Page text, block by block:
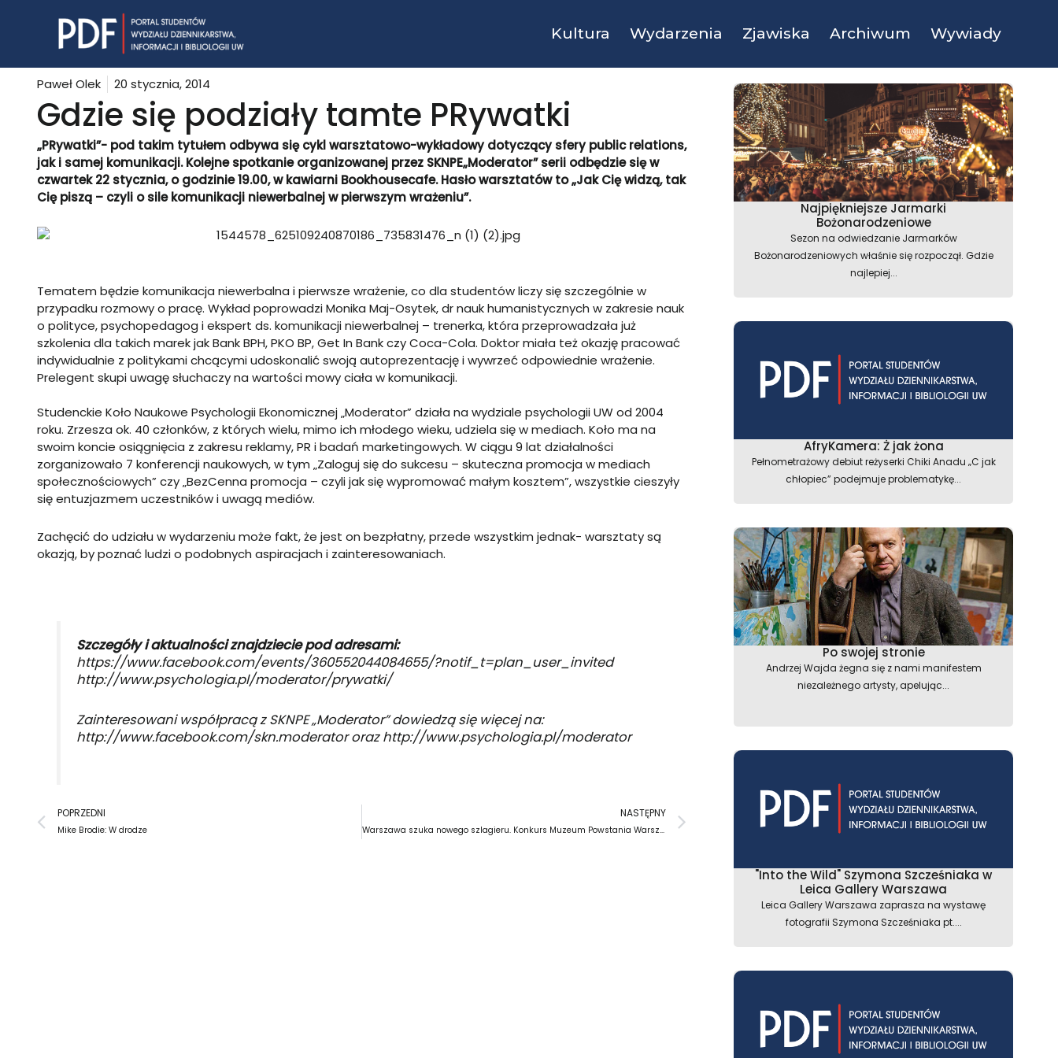
Kultura Wydarzenia Zjawiska Archiwum Wywiady
Paweł Olek 20 stycznia, 2014
Gdzie się podziały tamte PRywatki
„PRywatki”- pod takim tytułem odbywa się cykl warsztatowo-wykładowy dotyczący sfery public relations,
jak i samej komunikacji. Kolejne spotkanie organizowanej przez SKNPE„Moderator” serii odbędzie się w
czwartek 22 stycznia, o godzinie 19.00, w kawiarni Bookhousecafe. Hasło warsztatów to „Jak Cię widzą, tak
Cię piszą – czyli o sile komunikacji niewerbalnej w pierwszym wrażeniu”.
Tematem będzie komunikacja niewerbalna i pierwsze wrażenie, co dla studentów liczy się szczególnie w
przypadku rozmowy o pracę. Wykład poprowadzi Monika Maj-Osytek, dr nauk humanistycznych w zakresie nauk
o polityce, psychopedagog i ekspert ds. komunikacji niewerbalnej – trenerka, która przeprowadzała już
szkolenia dla takich marek jak Bank BPH, PKO BP, Get In Bank czy Coca-Cola. Doktor miała też okazję pracować
indywidualnie z politykami chcącymi udoskonalić swoją autoprezentację i wywrzeć odpowiednie wrażenie.
Prelegent skupi uwagę słuchaczy na wartości mowy ciała w komunikacji.
Studenckie Koło Naukowe Psychologii Ekonomicznej „Moderator” działa na wydziale psychologii UW od 2004
roku. Zrzesza ok. 40 członków, z których wielu, mimo ich młodego wieku, udziela się w mediach. Koło ma na
swoim koncie osiągnięcia z zakresu reklamy, PR i badań marketingowych. W ciągu 9 lat działalności
zorganizowało 7 konferencji naukowych, w tym „Zaloguj się do sukcesu – skuteczna promocja w mediach
społecznościowych” czy „BezCenna promocja – czyli jak się wypromować małym kosztem”, wszystkie cieszyły
się entuzjazmem uczestników i uwagą mediów.
Zachęcić do udziału w wydarzeniu może fakt, że jest on bezpłatny, przede wszystkim jednak- warsztaty są
okazją, by poznać ludzi o podobnych aspiracjach i zainteresowaniach.
Szczegóły i aktualności znajdziecie pod adresami:
https://www.facebook.com/events/360552044084655/?notif_t=plan_user_invited
http://www.psychologia.pl/moderator/prywatki/
Zainteresowani współpracą z SKNPE „Moderator” dowiedzą się więcej na:
http://www.facebook.com/skn.moderatororazhttp://www.psychologia.pl/moderator
Prev
POPRZEDNI
Mike Brodie: W drodze
NASTĘPNY
Warszawa szuka nowego szlagieru. Konkurs Muzeum Powstania Warszawskiego
Następny
Najpiękniejsze Jarmarki
Bożonarodzeniowe
Sezon na odwiedzanie Jarmarków
Bożonarodzeniowych właśnie się rozpoczął. Gdzie
najlepiej...
AfryKamera: Ż jak żona
Pełnometrażowy debiut reżyserki Chiki Anadu „C jak
chłopiec” podejmuje problematykę...
Po swojej stronie
Andrzej Wajda żegna się z nami manifestem
niezależnego artysty, apelując...
"Into the Wild" Szymona Szcześniaka w
Leica Gallery Warszawa
Leica Gallery Warszawa zaprasza na wystawę
fotografii Szymona Szcześniaka pt....